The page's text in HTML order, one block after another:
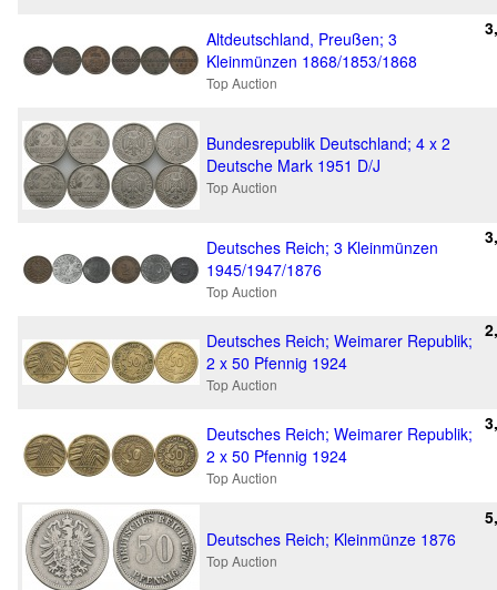
Altdeutschland, Preußen; 3
Kleinmünzen 1868/1853/1868
Top Auction
Bundesrepublik Deutschland; 4 x 2
Deutsche Mark 1951 D/J
Top Auction
Deutsches Reich; 3 Kleinmünzen
1945/1947/1876
Top Auction
Deutsches Reich; Weimarer Republik;
2 x 50 Pfennig 1924
Top Auction
Deutsches Reich; Weimarer Republik;
2 x 50 Pfennig 1924
Top Auction
Deutsches Reich; Kleinmünze 1876
Top Auction